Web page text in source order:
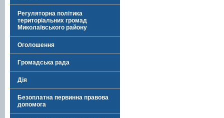
Регуляторна політика
територіальних громад
Миколаївського району
Оголошення
Громадська рада
Дія
Безоплатна первинна правова
допомога